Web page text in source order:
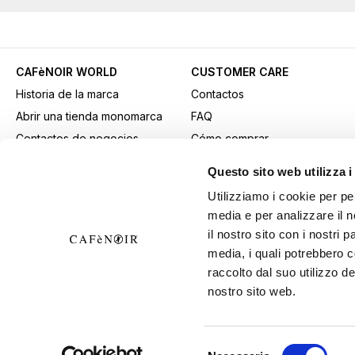
Questo sito web utilizza i
Utilizziamo i cookie per
media e per analizzare il
il nostro sito con i nostri
media, i quali potrebbero
raccolto dal suo utilizzo
nostro sito web.
CAFèNOIR WORLD
Historia de la marca
Abrir una tienda monomarca
Contactos de negocios
CUSTOMER CARE
Contactos
FAQ
Cómo comprar
Transporte
Devoluciones y retiros
Condiciones generales de
venta
Ejercer el derecho de
desistimiento